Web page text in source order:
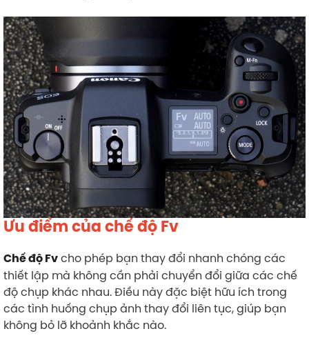
Ưu điểm của chế độ Fv
Chế độ Fvcho phép bạn thay đổi nhanh chóng các
thiết lập mà không cần phải chuyển đổi giữa các chế
độ chụp khác nhau. Điều này đặc biệt hữu ích trong
các tình huống chụp ảnh thay đổi liên tục, giúp bạn
không bỏ lỡ khoảnh khắc nào.